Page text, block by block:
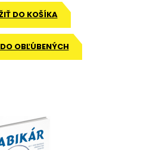
DO KOŠÍKA
OBĽÚBENÝCH